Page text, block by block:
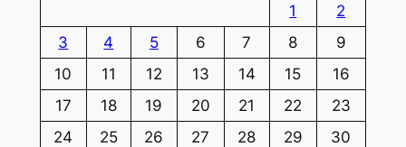
1
2
3
4 5 6 7 8
9
10
11 12 13 14 15
16
17
18 19 20 21 22
23
24
25 26 27 28 29
30